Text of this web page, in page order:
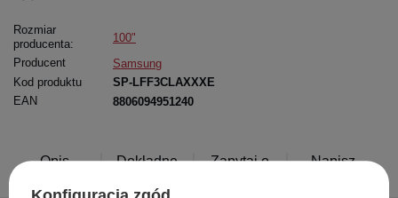
Rozmiar
producenta:
100"
Producent
Samsung
Kod produktu
SP-LFF3CLAXXXE
EAN
8806094951240
Opis
Dokładne
Zapytaj o
Napisz